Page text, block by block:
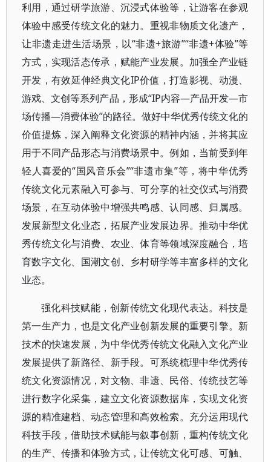
利用，通过研学旅游、沉浸式体验等，让游客在参观
体验中感受传统文化的魅力。重视非物质文化遗产，
让非遗走进生活场景，以“非遗+旅游”“非遗+体验”等
方式，实现活态传承，赋能产业发展。加强全产业链
开发，有效延伸经典文化IP价值，打造影视、动漫、
游戏、文创等系列产品，形成“IP内容—产品开发—市
场传播—消费体验”的路径。做好中华优秀传统文化的
价值提炼，深入阐释文化资源的精神内涵，并将其应
用于不同产品形态与消费场景中。例如，当前受到年
轻人喜爱的“国风音乐会”“非遗市集”等，将中华优秀
传统文化元素融入可参与、可分享的社交仪式与消费
场景，在互动体验中增强共鸣感、认同感、归属感。
发展新型文化业态，拓展产业发展边界。推动中华优
秀传统文化与消费、农业、体育等领域深度融合，培
育数字文化、国潮文创、乡村研学等丰富多样的文化
业态。
强化科技赋能，创新传统文化现代表达。科技是
第一生产力，也是文化产业创新发展的重要引擎。新
技术的快速发展，为中华优秀传统文化融入文化产业
发展提供了新路径、新手段。可系统梳理中华优秀传
统文化资源情况，对文物、非遗、民俗、传统技艺等
进行数字化采集，建立文化资源数据库，实现文化资
源的精准建档、动态管理和高效检索。充分运用现代
科技手段，借助技术赋能与叙事创新，重构传统文化
的生产、传播和体验方式，让传统文化可感、可触、